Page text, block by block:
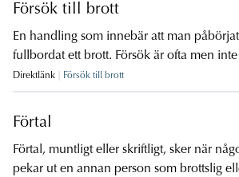
Försök till brott
En handling som innebär att man
fullbordat ett brott. Försök är ofta men
Direktlänk Försök till brott
Förtal
Förtal, muntligt eller skriftligt, sker när
pekar ut en annan person som brottslig